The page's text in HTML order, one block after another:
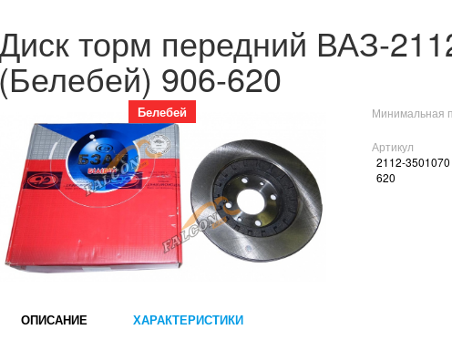
торм передний ВАЗ-
906-620
Белебей
Минимальная
Артикул
2112-
620
ОПИСАНИЕ ХАРАКТЕРИСТИКИ